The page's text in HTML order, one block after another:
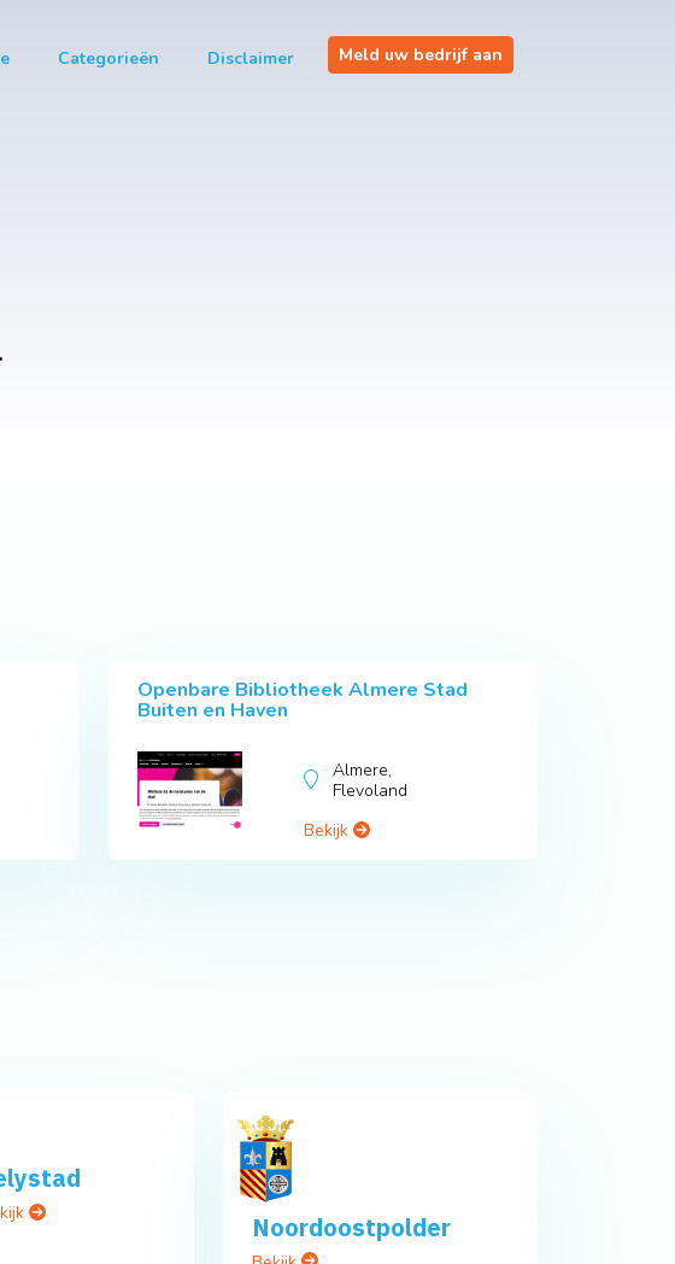
Categorieën Disclaimer Meld uw bedrijf aan
Openbare Bibliotheek Almere Stad
Buiten en Haven
Almere,
Flevoland
Bekijk
Noordoostpolder